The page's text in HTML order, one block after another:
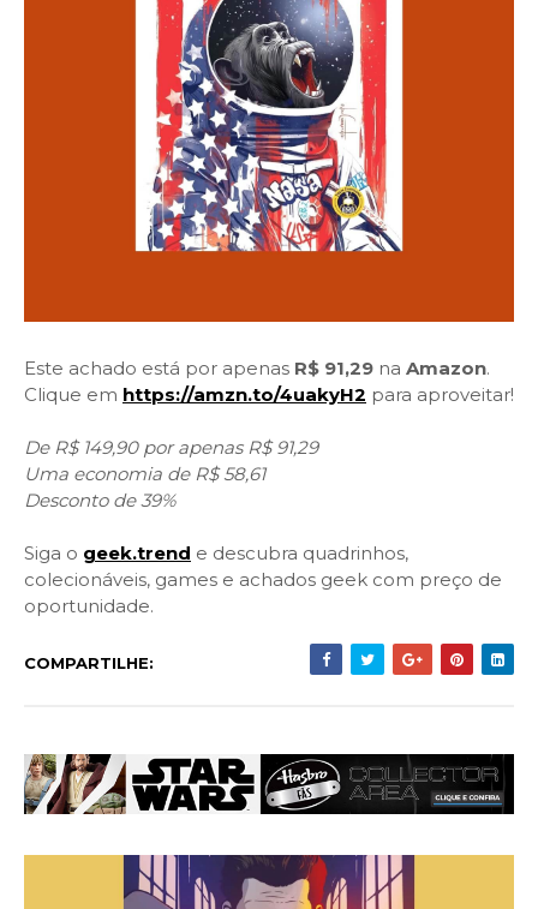
Este achado está por apenas R$ 91,29 na Amazon.
Clique em https://amzn.to/4uakyH2 para aproveitar!
De R$ 149,90 por apenas R$ 91,29
Uma economia de R$ 58,61
Desconto de 39%
Siga o geek.trend e descubra quadrinhos,
colecionáveis, games e achados geek com preço de
oportunidade.
COMPARTILHE: